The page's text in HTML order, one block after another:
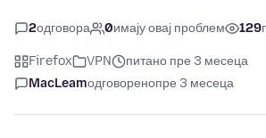
2одговора 0имају овај проблем 129
Firefox VPN
питано пре 3 месеца
MacLeamодговоренопре 3 месеца